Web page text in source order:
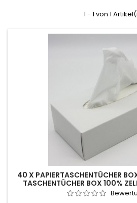
1 - 1 von 1
40 X PAPIERTASCHENTÜCHER
TASCHENTÜCHER BOX 100%
KARTON